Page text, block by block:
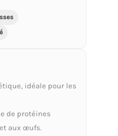
idéale pour les
de protéines
aux œufs.